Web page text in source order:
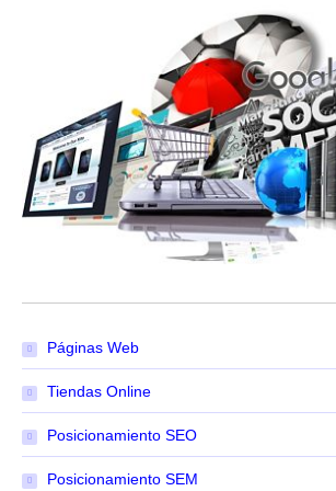
Páginas Web
Tiendas Online
Posicionamiento SEO
Posicionamiento SEM